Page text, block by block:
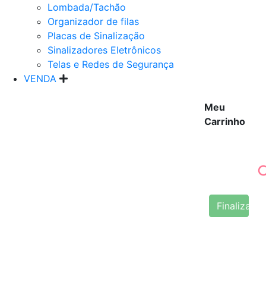
Lombada/Tachão
Organizador de filas
Placas de Sinalização
Sinalizadores Eletrônicos
Telas e Redes de Segurança
VENDA
Meu
Carrinho
Finalizar